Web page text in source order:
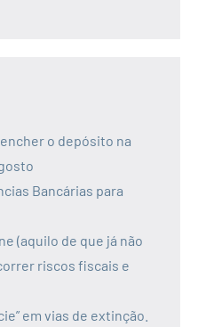
o depósito na
Bancárias para
(aquilo de que já não
riscos fiscais e
em vias de extinção.